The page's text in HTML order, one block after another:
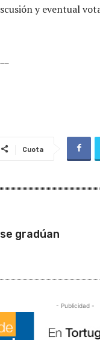
y eventual
Cuota
gradúan
- Publicidad -